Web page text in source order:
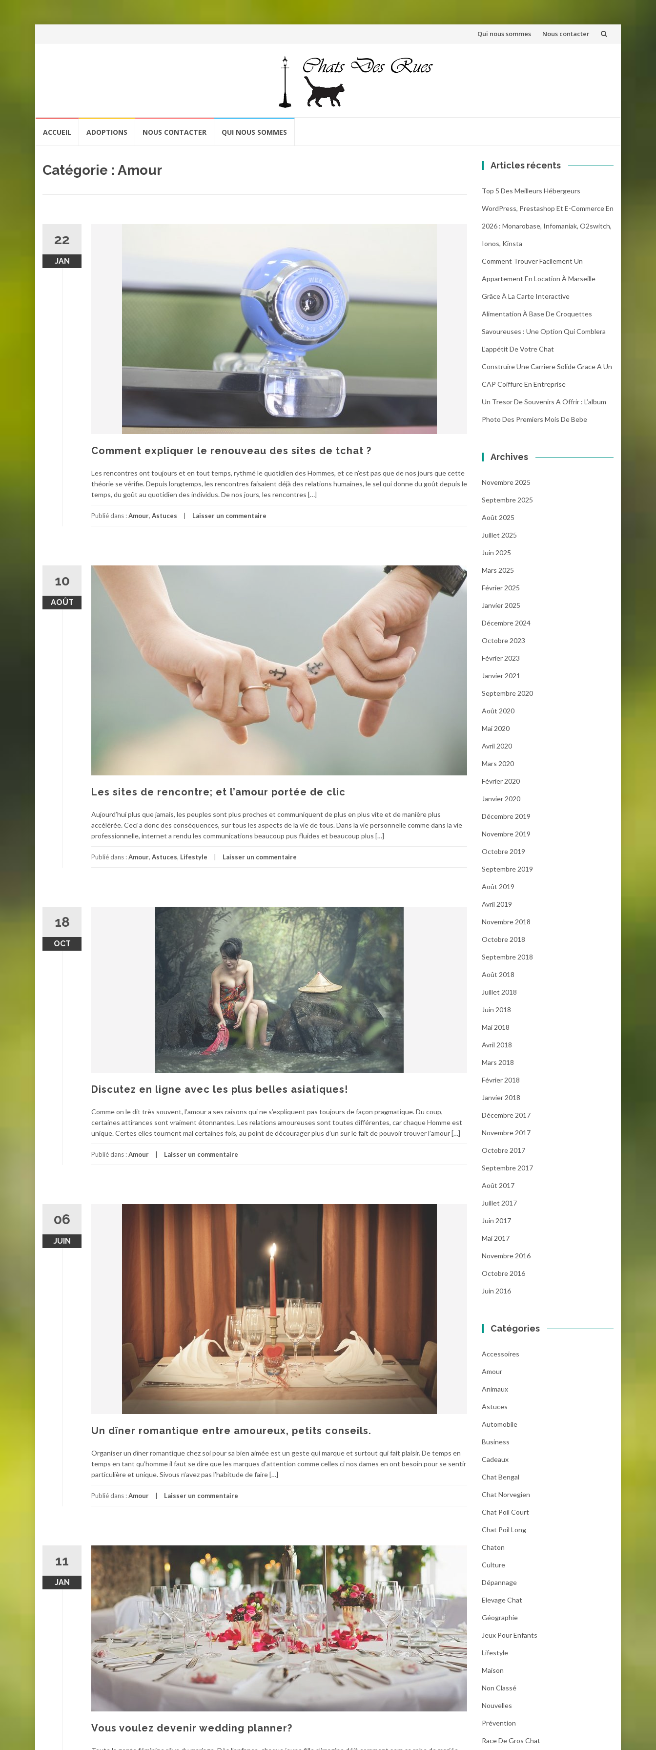
Aller
Qui nous sommes Nous contacter
ACCUEIL ADOPTIONS NOUS CONTACTER QUI NOUS SOMMES
Catégorie : Amour
22
JAN
Comment expliquer le renouveau des sites de tchat ?
Les rencontres ont toujours et en tout temps, rythmé le quotidien des Hommes, et ce n’est pas que de nos jours que cette
théorie se vérifie. Depuis longtemps, les rencontres faisaient déjà des relations humaines, le sel qui donne du goût depuis le
temps, du goût au quotidien des individus. De nos jours, les rencontres […]
Publié dans :Amour, Astuces Laisser un commentaire
10
AOÛT
Les sites de rencontre; et l’amour portée de clic
Aujourd’hui plus que jamais, les peuples sont plus proches et communiquent de plus en plus vite et de manière plus
accélérée. Ceci a donc des conséquences, sur tous les aspects de la vie de tous. Dans la vie personnelle comme dans la vie
professionnelle, internet a rendu les communications beaucoup pus fluides et beaucoup plus […]
Publié dans :Amour, Astuces, Lifestyle Laisser un commentaire
18
OCT
Discutez en ligne avec les plus belles asiatiques!
Comme on le dit très souvent, l’amour a ses raisons qui ne s’expliquent pas toujours de façon pragmatique. Du coup,
certaines attirances sont vraiment étonnantes. Les relations amoureuses sont toutes différentes, car chaque Homme est
unique. Certes elles tournent mal certaines fois, au point de décourager plus d’un sur le fait de pouvoir trouver l’amour […]
Publié dans :Amour Laisser un commentaire
06
JUIN
Un dîner romantique entre amoureux, petits conseils.
Organiser un dîner romantique chez soi pour sa bien aimée est un geste qui marque et surtout qui fait plaisir. De temps en
temps en tant qu’homme il faut se dire que les marques d’attention comme celles ci nos dames en ont besoin pour se sentir
particulière et unique. Sivous n’avez pas l’habitude de faire […]
Publié dans :Amour Laisser un commentaire
11
JAN
Vous voulez devenir wedding planner?
Articles récents
Top 5 Des Meilleurs Hébergeurs
WordPress, Prestashop Et E-Commerce En
2026 : Monarobase, Infomaniak, O2switch,
Ionos, Kinsta
Comment Trouver Facilement Un
Appartement En Location À Marseille
Grâce À La Carte Interactive
Alimentation À Base De Croquettes
Savoureuses : Une Option Qui Comblera
L’appétit De Votre Chat
Construire Une Carriere Solide Grace A Un
CAP Coiffure En Entreprise
Un Tresor De Souvenirs A Offrir : L’album
Photo Des Premiers Mois De Bebe
Archives
Novembre 2025
Septembre 2025
Août 2025
Juillet 2025
Juin 2025
Mars 2025
Février 2025
Janvier 2025
Décembre 2024
Octobre 2023
Février 2023
Janvier 2021
Septembre 2020
Août 2020
Mai 2020
Avril 2020
Mars 2020
Février 2020
Janvier 2020
Décembre 2019
Novembre 2019
Octobre 2019
Septembre 2019
Août 2019
Avril 2019
Novembre 2018
Octobre 2018
Septembre 2018
Août 2018
Juillet 2018
Juin 2018
Mai 2018
Avril 2018
Mars 2018
Février 2018
Janvier 2018
Décembre 2017
Novembre 2017
Octobre 2017
Septembre 2017
Août 2017
Juillet 2017
Juin 2017
Mai 2017
Novembre 2016
Octobre 2016
Juin 2016
Catégories
Accessoires
Amour
Animaux
Astuces
Automobile
Business
Cadeaux
Chat Bengal
Chat Norvegien
Chat Poil Court
Chat Poil Long
Chaton
Culture
Dépannage
Elevage Chat
Géographie
Jeux Pour Enfants
Lifestyle
Maison
Non Classé
Nouvelles
Prévention
Race De Gros Chat